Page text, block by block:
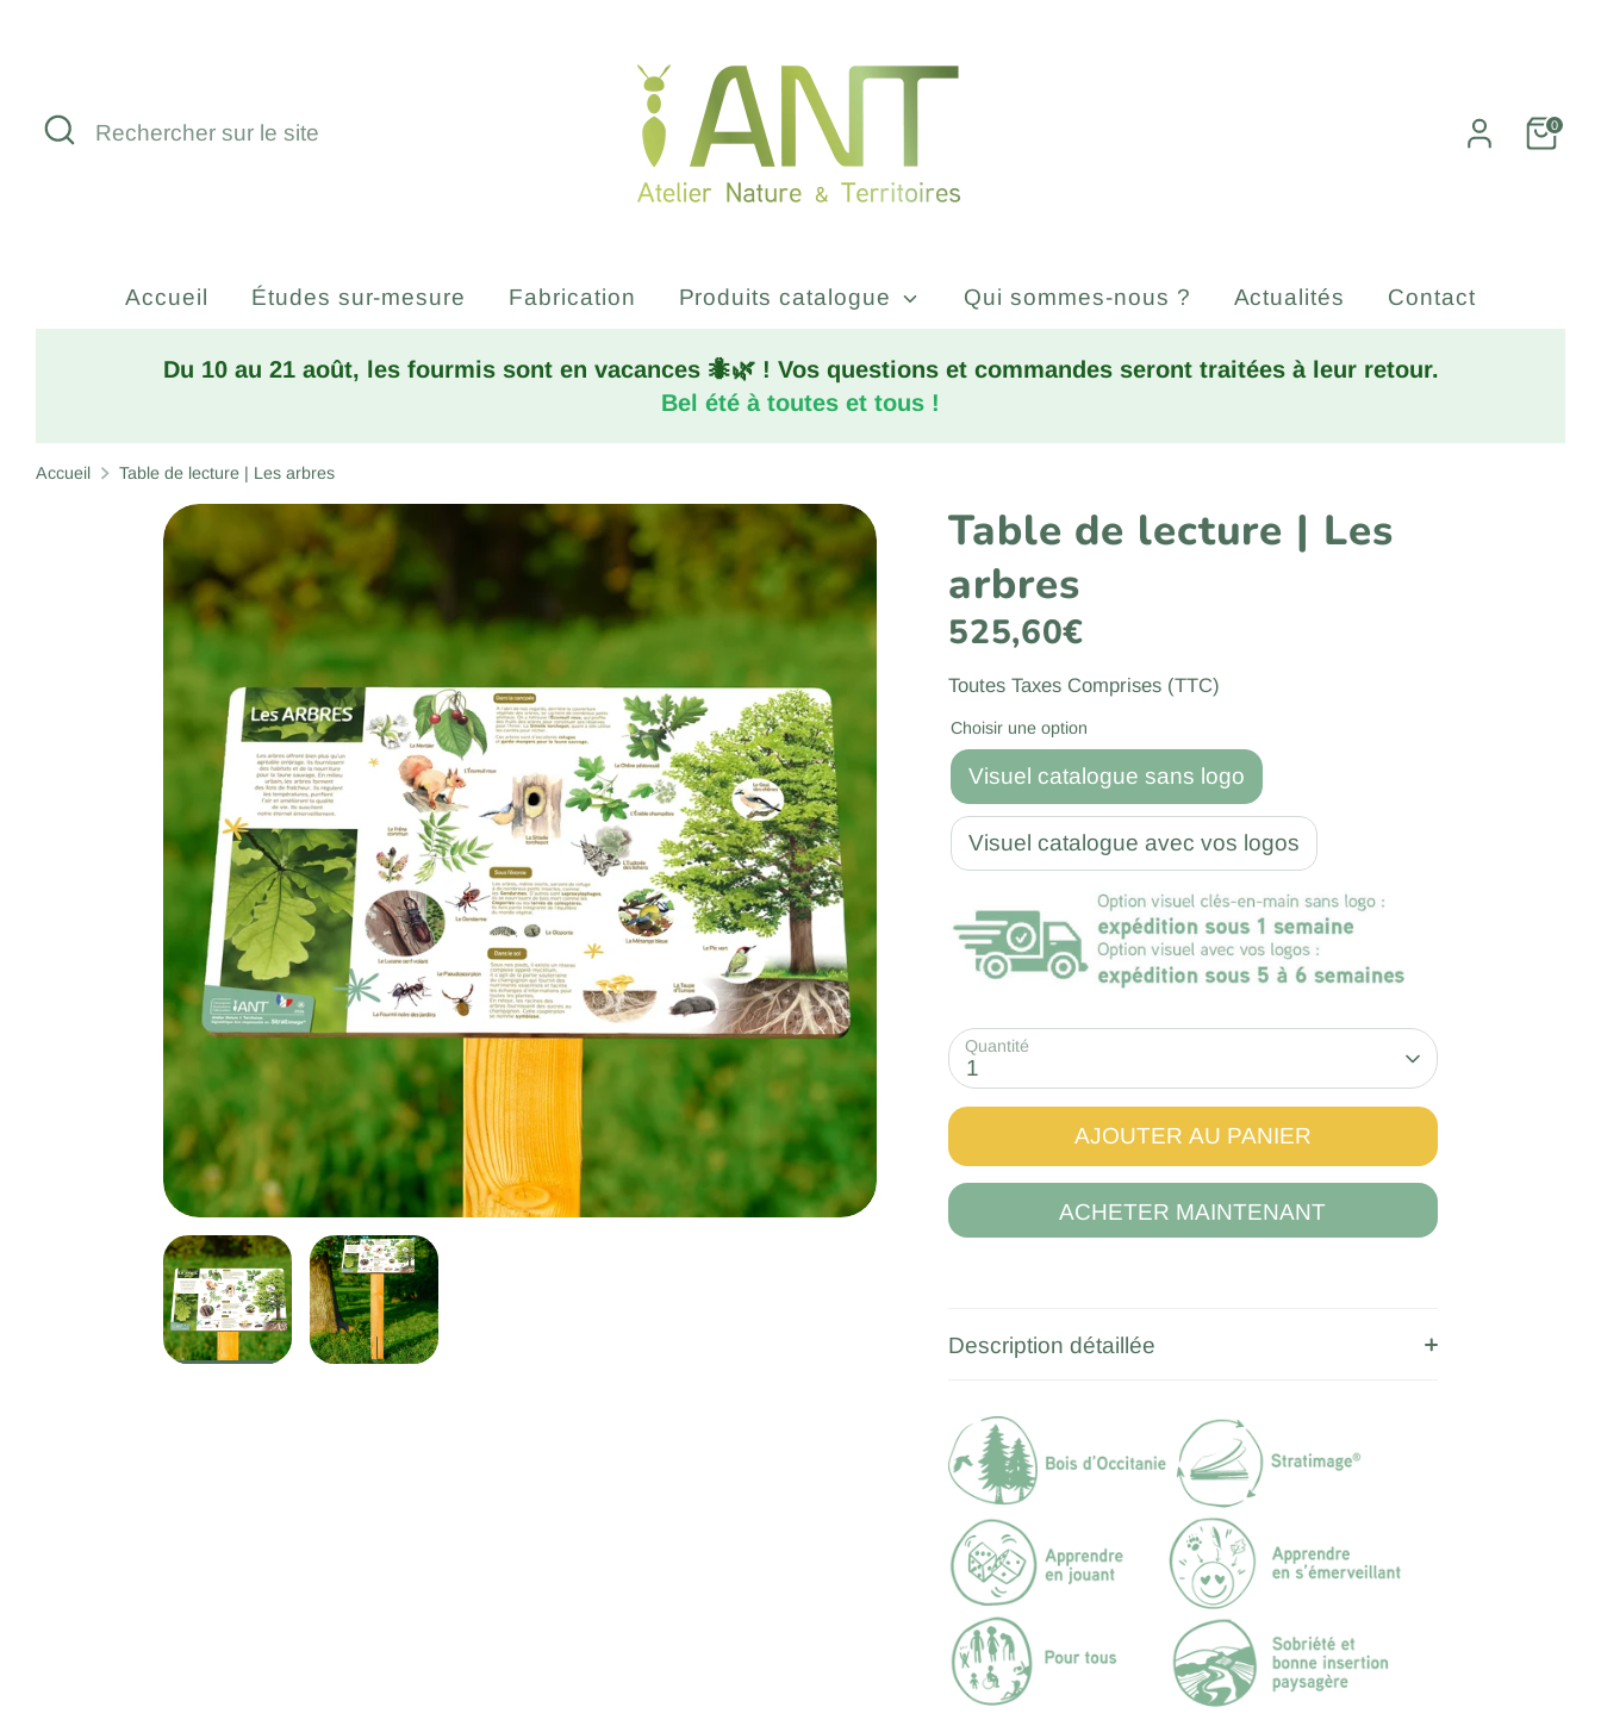
Recherche
Rechercher
0
Accueil Études sur-mesure Fabrication Produits catalogue Qui sommes-nous ? Actualités Contact
Du 10 au 21 août, les fourmis sont en vacances 🐜🌿 ! Vos questions et commandes seront traitées à leur retour.
Bel été à toutes et tous !
Accueil Table de lecture | Les arbres
Table de lecture | Les
arbres
525,60€
Toutes Taxes Comprises (TTC)
Choisir une option
Visuel catalogue sans logo
Visuel catalogue avec vos logos
Quantité
1
AJOUTER AU PANIER
ACHETER MAINTENANT
Description détaillée